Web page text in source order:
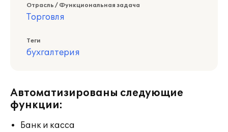
Отрасль / Функциональная задача
Торговля
Теги
бухгалтерия
Автоматизированы следующие
функции:
Банк и касса